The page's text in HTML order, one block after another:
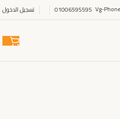
01006595595 تسجيل الدخول